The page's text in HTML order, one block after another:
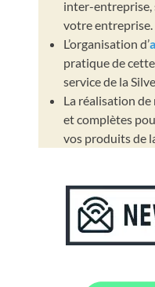
inter-entreprise,
votre entreprise.
L’organisation d’
pratique de
service de la
La réalisation de
et complètes
vos produits de